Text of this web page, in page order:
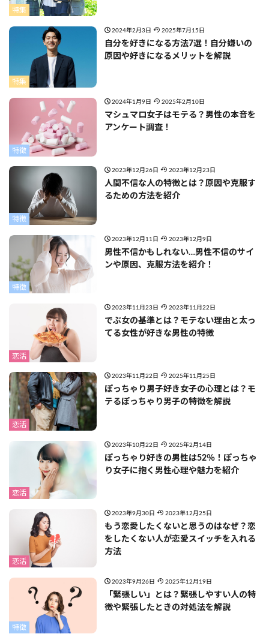
特集
特集
2024年2月3日 2025年7月15日
自分を好きになる方法7選！自分嫌いの
原因や好きになるメリットを解説
特徴
2024年1月9日 2025年2月10日
マシュマロ女子はモテる？男性の本音を
アンケート調査！
特徴
2023年12月26日 2023年12月23日
人間不信な人の特徴とは？原因や克服す
るための方法を紹介
特徴
2023年12月11日 2023年12月9日
男性不信かもしれない…男性不信のサイ
ンや原因、克服方法を紹介！
恋活
2023年11月23日 2023年11月22日
でぶ女の基準とは？モテない理由と太っ
てる女性が好きな男性の特徴
恋活
2023年11月22日 2025年11月25日
ぽっちゃり男子好き女子の心理とは？モ
テるぽっちゃり男子の特徴を解説
恋活
2023年10月22日 2025年2月14日
ぽっちゃり好きの男性は52％！ぽっちゃ
り女子に抱く男性心理や魅力を紹介
恋活
2023年9月30日 2023年12月25日
もう恋愛したくないと思うのはなぜ？恋
をしたくない人が恋愛スイッチを入れる
方法
特徴
2023年9月26日 2025年12月19日
「緊張しい」とは？緊張しやすい人の特
徴や緊張したときの対処法を解説